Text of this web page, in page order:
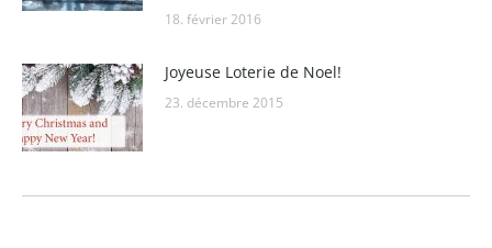
18. février 2016
Joyeuse Loterie de Noel!
23. décembre 2015